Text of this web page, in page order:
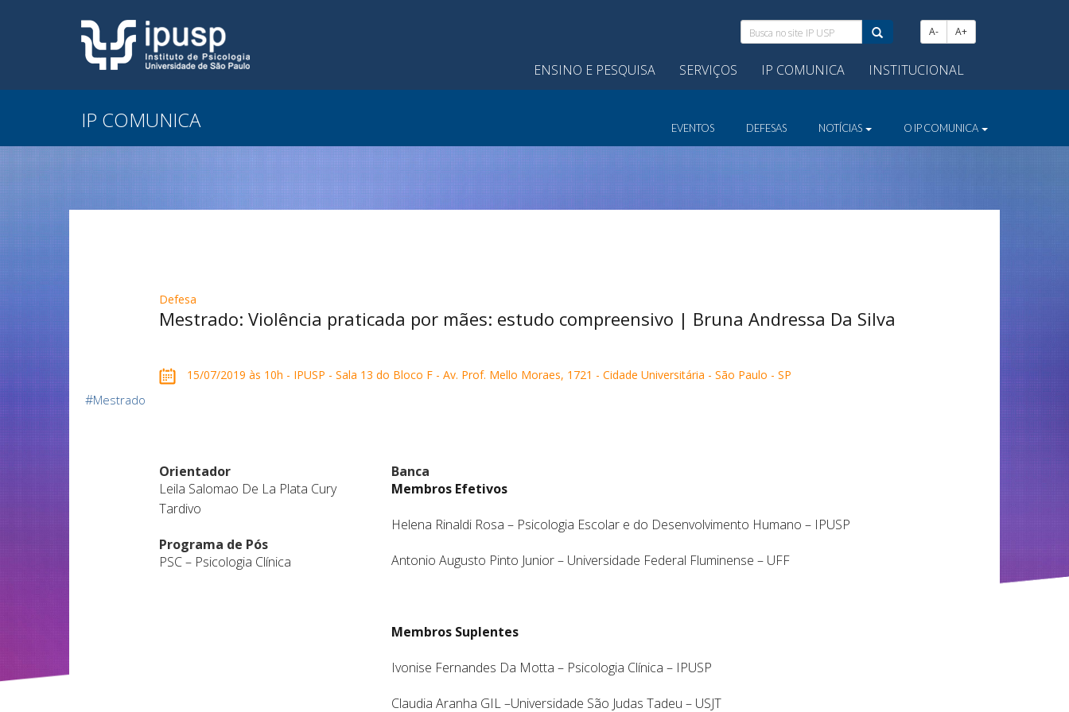
Busca
no
site
IP
A- A+
ENSINO E PESQUISA SERVIÇOS IP COMUNICA INSTITUCIONAL
IP COMUNICA EVENTOS DEFESAS NOTÍCIAS O IP COMUNICA
Defesa
Mestrado: Violência praticada por mães: estudo compreensivo | Bruna Andressa Da Silva
15/07/2019 às 10h - IPUSP - Sala 13 do Bloco F - Av. Prof. Mello Moraes, 1721 - Cidade Universitária - São Paulo - SP
#Mestrado
Orientador
Leila Salomao De La Plata Cury
Tardivo
Programa de Pós
PSC – Psicologia Clínica
Banca
Membros Efetivos
Helena Rinaldi Rosa – Psicologia Escolar e do Desenvolvimento Humano – IPUSP
Antonio Augusto Pinto Junior – Universidade Federal Fluminense – UFF
Membros Suplentes
Ivonise Fernandes Da Motta – Psicologia Clínica – IPUSP
Claudia Aranha GIL –Universidade São Judas Tadeu – USJT